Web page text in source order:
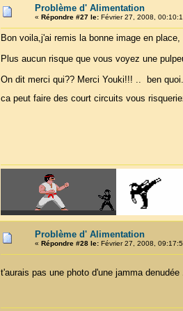
Problème d' Alimentation
« Répondre #27 le:Février 27, 2008,
Bon voila,j'ai remis la bonne image en
Plus aucun risque que vous voyez une
On dit merci qui?? Merci Youki!!! .. ben
ca peut faire des court circuits vous
Problème d' Alimentation
« Répondre #28 le:Février 27, 2008,
t'aurais pas une photo d'une jamma